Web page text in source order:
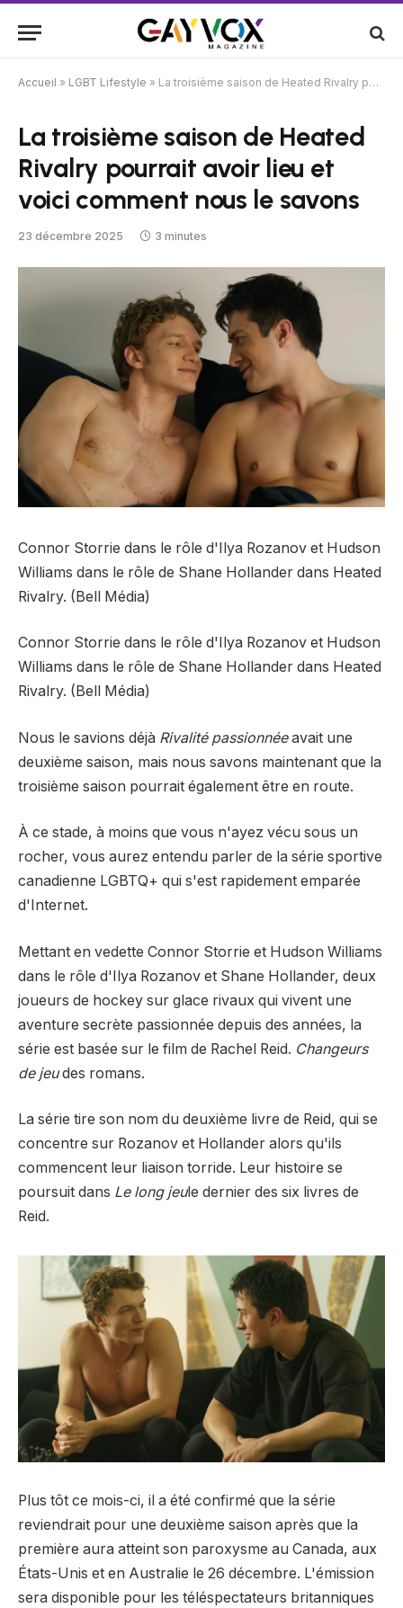
Accueil » LGBT Lifestyle » La troisième saison de Heated Rivalry pourrait avoir lieu et voici comment nous le savons
La troisième saison de Heated
Rivalry pourrait avoir lieu et
voici comment nous le savons
23 décembre 2025 3 minutes
Connor Storrie dans le rôle d'Ilya Rozanov et Hudson
Williams dans le rôle de Shane Hollander dans Heated
Rivalry. (Bell Média)
Connor Storrie dans le rôle d'Ilya Rozanov et Hudson
Williams dans le rôle de Shane Hollander dans Heated
Rivalry. (Bell Média)
Nous le savions déjà Rivalité passionnéeavait une
deuxième saison, mais nous savons maintenant que la
troisième saison pourrait également être en route.
À ce stade, à moins que vous n'ayez vécu sous un
rocher, vous aurez entendu parler de la série sportive
canadienne LGBTQ+ qui s'est rapidement emparée
d'Internet.
Mettant en vedette Connor Storrie et Hudson Williams
dans le rôle d'Ilya Rozanov et Shane Hollander, deux
joueurs de hockey sur glace rivaux qui vivent une
aventure secrète passionnée depuis des années, la
série est basée sur le film de Rachel Reid. Changeurs
de jeudes romans.
La série tire son nom du deuxième livre de Reid, qui se
concentre sur Rozanov et Hollander alors qu'ils
commencent leur liaison torride. Leur histoire se
poursuit dans Le long jeule dernier des six livres de
Reid.
Plus tôt ce mois-ci, il a été confirmé que la série
reviendrait pour une deuxième saison après que la
première aura atteint son paroxysme au Canada, aux
États-Unis et en Australie le 26 décembre. L'émission
sera disponible pour les téléspectateurs britanniques